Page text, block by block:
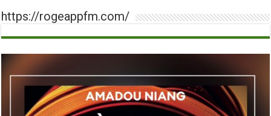
https://rogeappfm.com/